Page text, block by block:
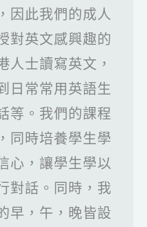
因此我們的成人
對英文感興趣的
人士讀寫英文，
日常常用英語生
等。我們的課程
同時培養學生學
心，讓學生學以
對話。同時，我
早，午，晚皆設